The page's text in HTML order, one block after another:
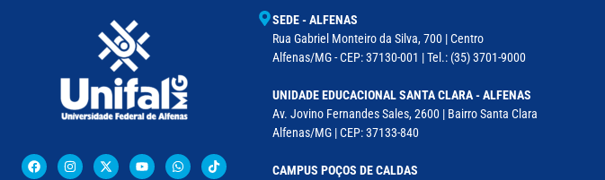
SEDE - ALFENAS
Rua Gabriel Monteiro da Silva, 700 | Centro
Alfenas/MG - CEP: 37130-001 | Tel.: (35) 3701-9000
UNIDADE EDUCACIONAL SANTA CLARA - ALFENAS
Av. Jovino Fernandes Sales, 2600 | Bairro Santa Clara
Alfenas/MG | CEP: 37133-840
CAMPUS POÇOS DE CALDAS